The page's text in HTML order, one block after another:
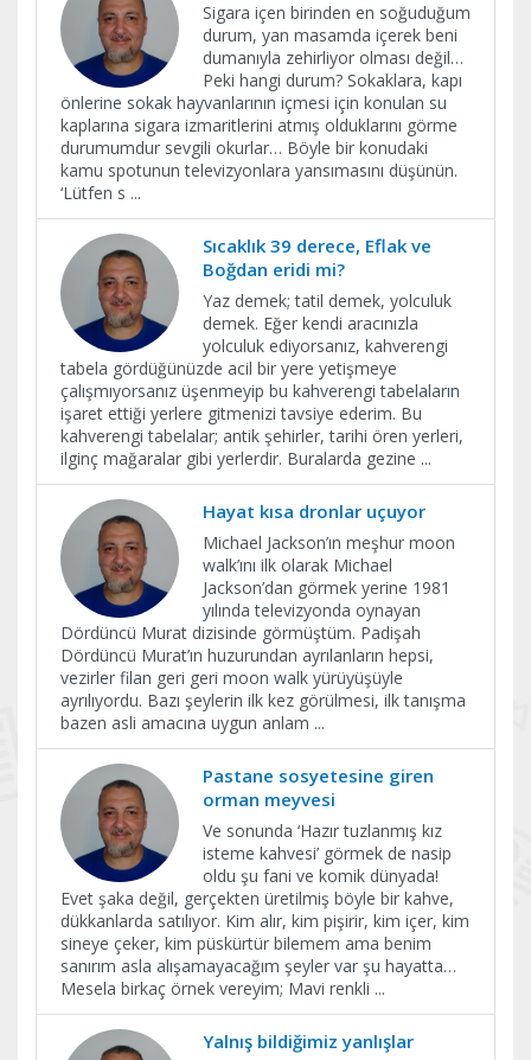
Sigara içen birinden en soğuduğum
durum, yan masamda içerek beni
dumanıyla zehirliyor olması değil…
Peki hangi durum? Sokaklara, kapı
önlerine sokak hayvanlarının içmesi için konulan su
kaplarına sigara izmaritlerini atmış olduklarını görme
durumumdur sevgili okurlar… Böyle bir konudaki
kamu spotunun televizyonlara yansımasını düşünün.
‘Lütfen s ...
Sıcaklık 39 derece, Eflak ve
Boğdan eridi mi?
Yaz demek; tatil demek, yolculuk
demek. Eğer kendi aracınızla
yolculuk ediyorsanız, kahverengi
tabela gördüğünüzde acil bir yere yetişmeye
çalışmıyorsanız üşenmeyip bu kahverengi tabelaların
işaret ettiği yerlere gitmenizi tavsiye ederim. Bu
kahverengi tabelalar; antik şehirler, tarihi ören yerleri,
ilginç mağaralar gibi yerlerdir. Buralarda gezine ...
Hayat kısa dronlar uçuyor
Michael Jackson’ın meşhur moon
walk’ını ilk olarak Michael
Jackson’dan görmek yerine 1981
yılında televizyonda oynayan
Dördüncü Murat dizisinde görmüştüm. Padişah
Dördüncü Murat’ın huzurundan ayrılanların hepsi,
vezirler filan geri geri moon walk yürüyüşüyle
ayrılıyordu. Bazı şeylerin ilk kez görülmesi, ilk tanışma
bazen asli amacına uygun anlam ...
Pastane sosyetesine giren
orman meyvesi
Ve sonunda ‘Hazır tuzlanmış kız
isteme kahvesi’ görmek de nasip
oldu şu fani ve komik dünyada!
Evet şaka değil, gerçekten üretilmiş böyle bir kahve,
dükkanlarda satılıyor. Kim alır, kim pişirir, kim içer, kim
sineye çeker, kim püskürtür bilemem ama benim
sanırım asla alışamayacağım şeyler var şu hayatta…
Mesela birkaç örnek vereyim; Mavi renkli ...
Yalnış bildiğimiz yanlışlar